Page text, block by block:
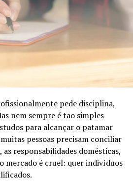
pede disciplina,
nem sempre é tão simples
para alcançar o patamar
pessoas precisam conciliar
responsabilidades domésticas,
mercado é cruel: quer indivíduos